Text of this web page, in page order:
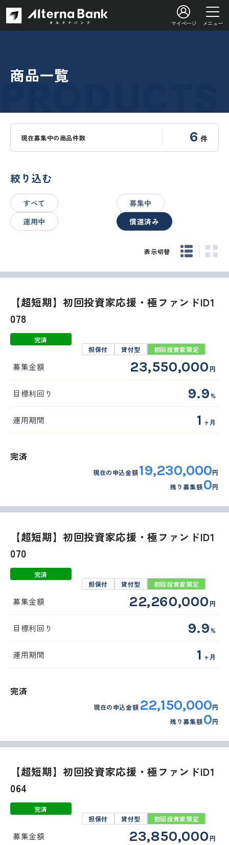
マイページ メニュー
商品一覧
現在募集中の商品件数 6 件
絞り込む
すべて
募集中
運用中
償還済み
表示切替
完済
【超短期】初回投資家応援・極ファンドID1
078
担保付 貸付型 初回投資家限定
募集金額 23,550,000 円
目標利回り 9.9%
運用期間 1 ヶ月
完済
現在の申込金額19,230,000円
残り募集額0円
完済
【超短期】初回投資家応援・極ファンドID1
070
担保付 貸付型 初回投資家限定
募集金額 22,260,000 円
目標利回り 9.9%
運用期間 1 ヶ月
完済
現在の申込金額 22,150,000円
残り募集額0円
完済
【超短期】初回投資家応援・極ファンドID1
064
担保付 貸付型 初回投資家限定
募集金額 23,850,000 円